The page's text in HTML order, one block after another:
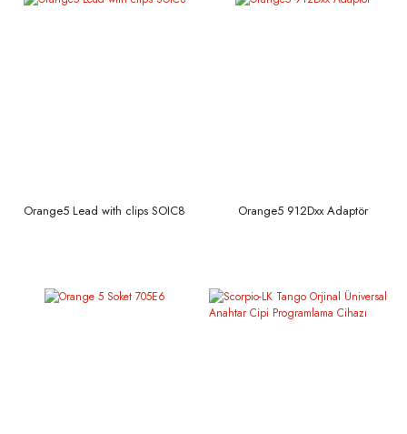
Orange5 Lead with clips SOIC8 Orange5 912Dxx Adaptör